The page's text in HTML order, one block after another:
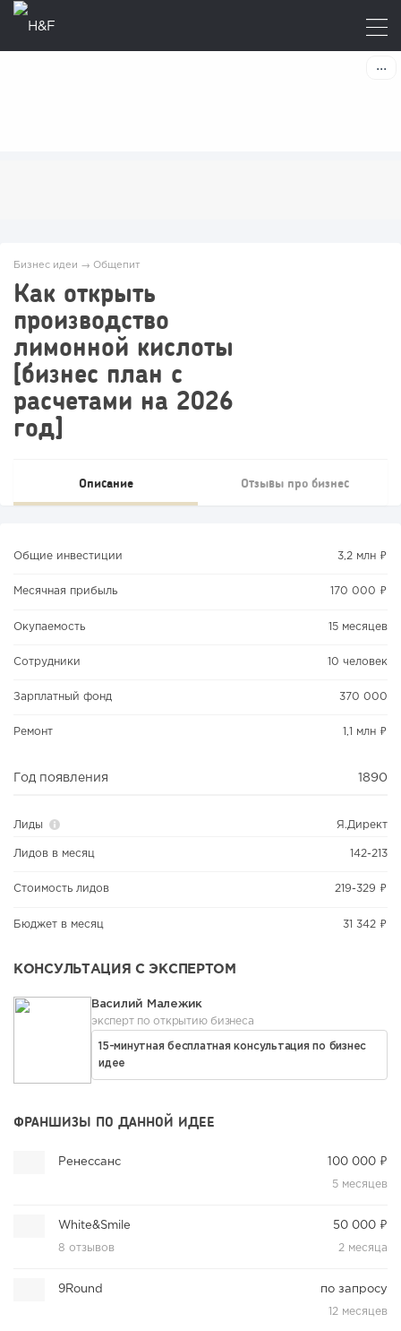
Бизнес идеи → Общепит
Как открыть
производство
лимонной кислоты
[бизнес план с
расчетами на 2026
год]
Описание Отзывы про бизнес
Общие инвестиции 3,2 млн ₽
Месячная прибыль 170 000 ₽
Окупаемость 15 месяцев
Сотрудники 10 человек
Зарплатный фонд 370 000
Ремонт 1,1 млн ₽
Год появления 1890
Лиды Я.Директ
Лидов в месяц 142-213
Стоимость лидов 219-329 ₽
Бюджет в месяц 31 342 ₽
КОНСУЛЬТАЦИЯ С ЭКСПЕРТОМ
Василий Малежик
эксперт по открытию бизнеса
15-минутная бесплатная консультация по бизнес
идее
ФРАНШИЗЫ ПО ДАННОЙ ИДЕЕ
Ренессанс 100 000 ₽
5 месяцев
White&Smile
8 отзывов
50 000 ₽
2 месяца
9Round по запросу
12 месяцев